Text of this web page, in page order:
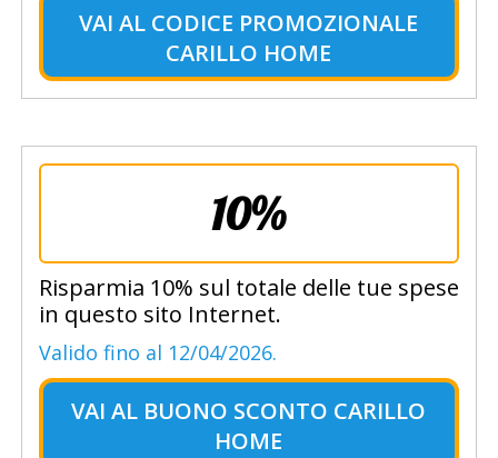
VAI AL CODICE PROMOZIONALE
CARILLO HOME
10%
Risparmia 10% sul totale delle tue spese
in questo sito Internet.
Valido fino al 12/04/2026.
VAI AL BUONO SCONTO CARILLO
HOME